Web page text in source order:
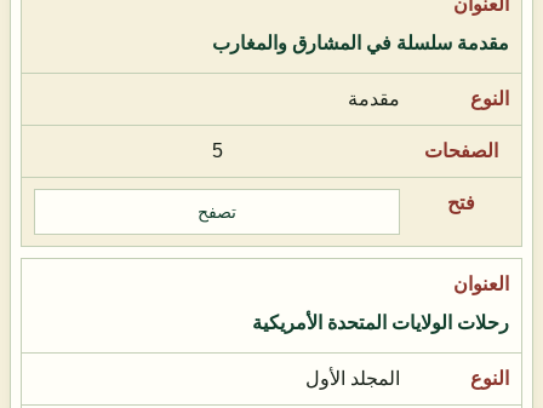
مقدمة سلسلة في المشارق والمغارب
مقدمة
5
تصفح
رحلات الولايات المتحدة الأمريكية
المجلد الأول